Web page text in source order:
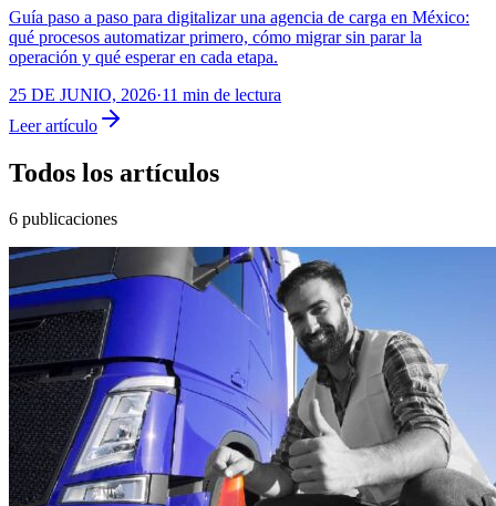
Guía paso a paso para digitalizar una agencia de carga en México:
qué procesos automatizar primero, cómo migrar sin parar la
operación y qué esperar en cada etapa.
25 DE JUNIO, 2026·11 min de lectura
Leer artículo
Todos los artículos
6 publicaciones